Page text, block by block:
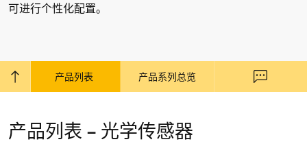
可进行个性化配置。
回到顶部 产品列表 产品系列总览 联系我们
产品列表 – 光学传感器